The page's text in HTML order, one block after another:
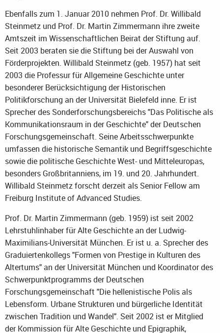
Ebenfalls zum 1. Januar 2010 nehmen Prof. Dr. Willibald
Steinmetz und Prof. Dr. Martin Zimmermann ihre zweite
Amtszeit im Wissenschaftlichen Beirat der Stiftung auf.
Seit 2003 beraten sie die Stiftung bei der Auswahl von
Förderprojekten. Willibald Steinmetz (geb. 1957) hat seit
2003 die Professur für Allgemeine Geschichte unter
besonderer Berücksichtigung der Historischen
Politikforschung an der Universität Bielefeld inne. Er ist
Sprecher des Sonderforschungsbereichs "Das Politische als
Kommunikationsraum in der Geschichte" der Deutschen
Forschungsgemeinschaft. Seine Arbeitsschwerpunkte
umfassen die historische Semantik und Begriffsgeschichte
sowie die politische Geschichte West- und Mitteleuropas,
besonders Großbritanniens, im 19. und 20. Jahrhundert.
Willibald Steinmetz forscht derzeit als Senior Fellow am
Freiburg Institute of Advanced Studies.
Prof. Dr. Martin Zimmermann (geb. 1959) ist seit 2002
Lehrstuhlinhaber für Alte Geschichte an der Ludwig-
Maximilians-Universität München. Er ist u. a. Sprecher des
Graduiertenkollegs "Formen von Prestige in Kulturen des
Altertums" an der Universität München und Koordinator des
Schwerpunktprogramms der Deutschen
Forschungsgemeinschaft "Die hellenistische Polis als
Lebensform. Urbane Strukturen und bürgerliche Identität
zwischen Tradition und Wandel". Seit 2002 ist er Mitglied
der Kommission für Alte Geschichte und Epigraphik,